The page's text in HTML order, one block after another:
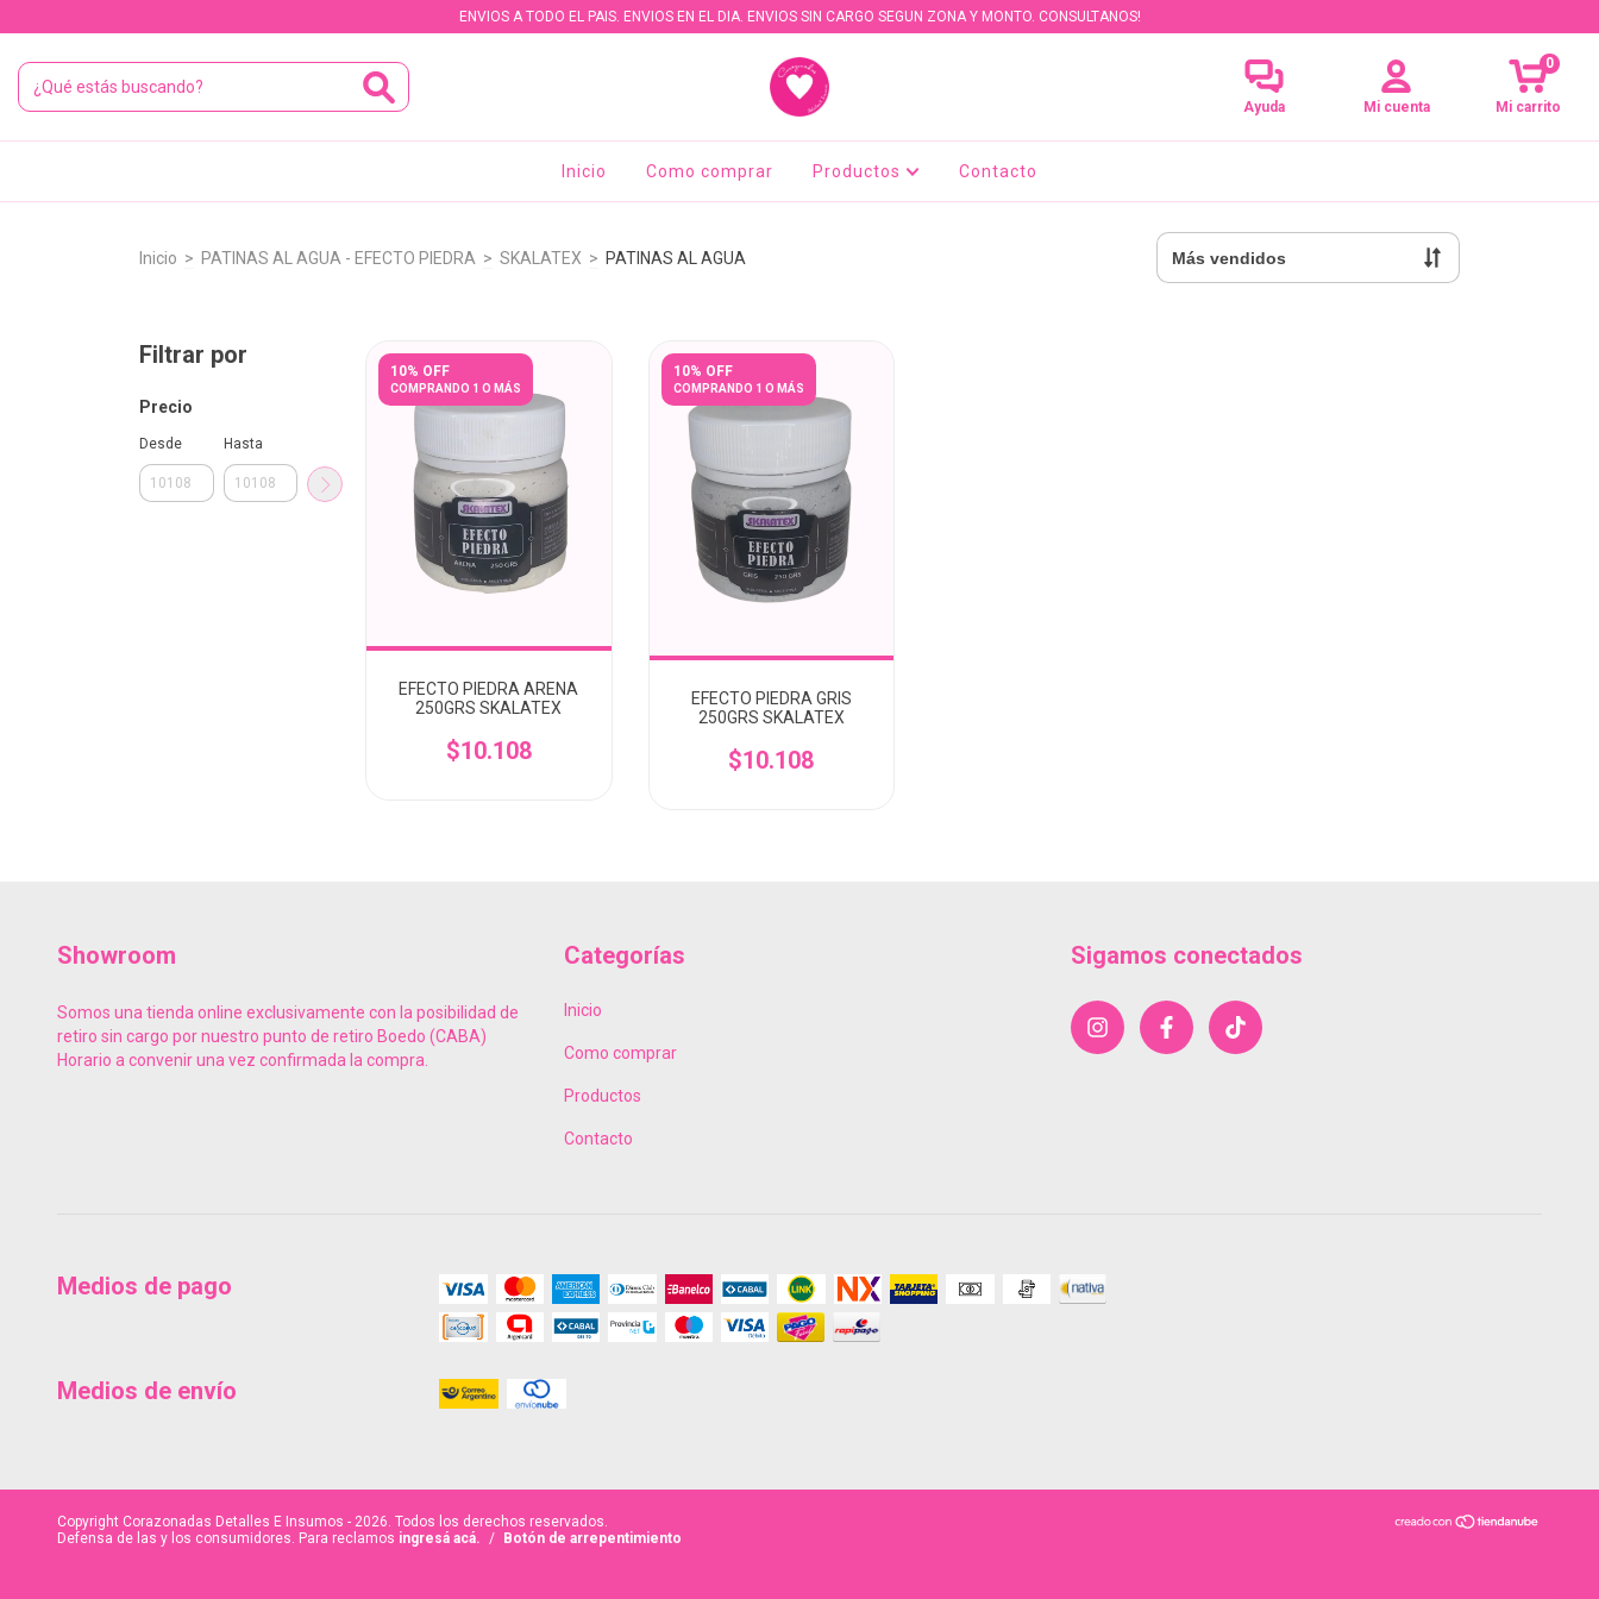
ENVIOS A TODO EL PAIS. ENVIOS EN EL DIA. ENVIOS SIN CARGO SEGUN ZONA Y MONTO. CONSULTANOS!
Ayuda Mi cuenta Mi carrito
0
Inicio Como comprar Productos Contacto
Inicio > PATINAS AL AGUA - EFECTO PIEDRA > SKALATEX > PATINAS AL AGUA
Filtrar por
Precio
Desde Hasta
10% OFF
COMPRANDO 1 O MÁS
EFECTO PIEDRA ARENA
250GRS SKALATEX
$10.108
10% OFF
COMPRANDO 1 O MÁS
EFECTO PIEDRA GRIS
250GRS SKALATEX
$10.108
Showroom
Somos una tienda online exclusivamente con la posibilidad de
retiro sin cargo por nuestro punto de retiro Boedo (CABA)
Horario a convenir una vez confirmada la compra.
Categorías
Inicio
Como comprar
Productos
Contacto
Sigamos conectados
Medios de pago
Medios de envío
Copyright Corazonadas Detalles E Insumos - 2026. Todos los derechos reservados.
Defensa de las y los consumidores. Para reclamos ingresá acá. / Botón de arrepentimiento